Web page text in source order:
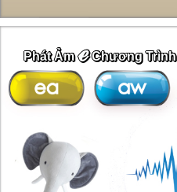
Phát Ảm ℯChương Trình